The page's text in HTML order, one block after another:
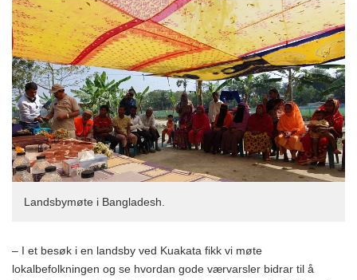
Landsbymøte i Bangladesh.
– I et besøk i en landsby ved Kuakata fikk vi møte
lokalbefolkningen og se hvordan gode værvarsler bidrar til å